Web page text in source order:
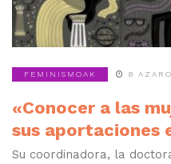
FEMINISMOAK 8
«Conocer a las
sus aportaciones
Su coordinadora, la